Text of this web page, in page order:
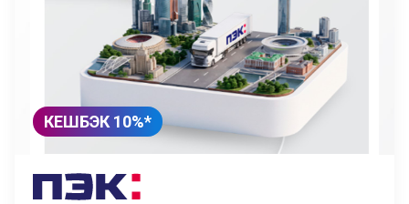
КЕШБЭК 10%*